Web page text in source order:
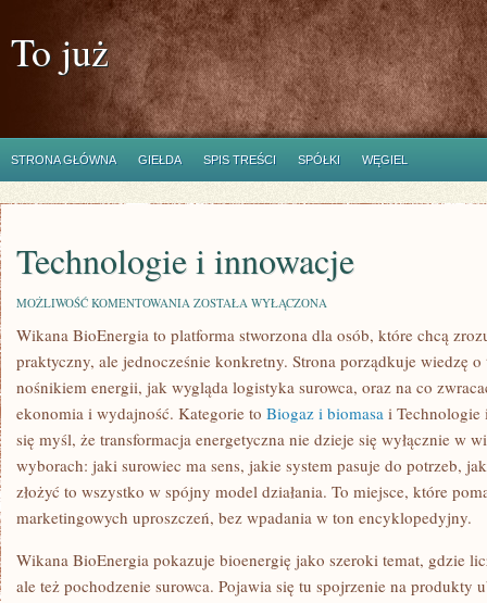
To już
STRONA GŁÓWNA GIEŁDA SPIS TREŚCI SPÓŁKI WĘGIEL
Technologie i innowacje
MOŻLIWOŚĆ KOMENTOWANIA TECHNOLOGIE
INNOWACJE
ZOSTAŁA WYŁĄCZONA
Wikana BioEnergia to platforma stworzona dla osób, które chcą
praktyczny, ale jednocześnie konkretny. Strona porządkuje wiedzę
nośnikiem energii, jak wygląda logistyka surowca, oraz na co
ekonomia i wydajność. Kategorie to Biogaz i biomasa i Technologie
się myśl, że transformacja energetyczna nie dzieje się wyłącznie w
wyborach: jaki surowiec ma sens, jakie system pasuje do potrzeb,
złożyć to wszystko w spójny model działania. To miejsce, które
marketingowych uproszczeń, bez wpadania w ton encyklopedyjny.
Wikana BioEnergia pokazuje bioenergię jako szeroki temat, gdzie
ale też pochodzenie surowca. Pojawia się tu spojrzenie na produkty